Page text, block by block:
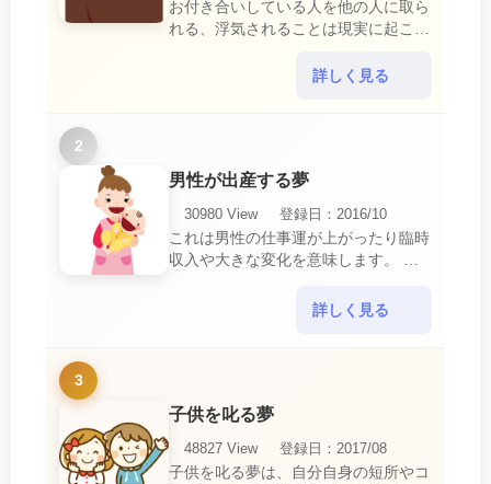
お付き合いしている人を他の人に取ら
れる、浮気されることは現実に起こる
いにおいて、『寝取られている』夢
詳しく見る
2
男性が出産する夢
30980 View
登録日：2016/10
これは男性の仕事運が上がったり臨時
収入や大きな変化を意味します。 喜
ればあり得ない事が起きるのでビック
詳しく見る
3
子供を叱る夢
48827 View
登録日：2017/08
子供を叱る夢は、自分自身の短所やコ